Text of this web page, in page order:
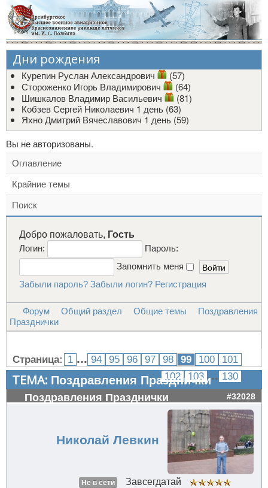
Дни рождения
Курепин Руслан Александрович
(57)
Стороженко Игорь Владимирович
(64)
Шишкалов Владимир Васильевич
(81)
Кобзев Сергей Николаевич 1 день (63)
Яхно Дмитрий Вячеславович 1 день (59)
Вы не авторизованы.
Оглавление
Крайние темы
Поиск
Добро пожаловать, Гость
Логин:
Пароль:
Запомнить меня
Забыли пароль? Забыли логин? Регистрация
Форум Общий раздел Общие темы
Поздравления
Празднички
Страница: 1 ... 94 95 96 97 98 99 100
101
102
103 ... 130
ТЕМА: Поздравления Празднички
Поздравления Празднички #32028
Николай Левкин
Не в сети
Завсегдатай